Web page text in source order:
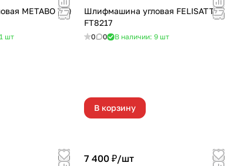
METABO WQ
шт
Шлифмашина угловая FELISATTI
FT8217
0 0 В наличии: 9 шт
В корзину
7 400 ₽/шт